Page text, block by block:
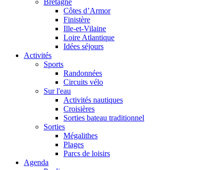
Bretagne
Côtes d’Armor
Finistère
Ille-et-Vilaine
Loire Atlantique
Idées séjours
Activités
Sports
Randonnées
Circuits vélo
Sur l'eau
Activités nautiques
Croisières
Sorties bateau traditionnel
Sorties
Mégalithes
Plages
Parcs de loisirs
Agenda